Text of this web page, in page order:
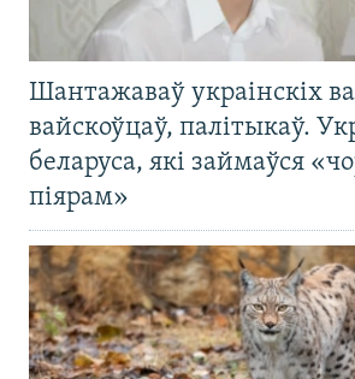
Шантажаваў украінскіх
вайскоўцаў, палітыкаў.
беларуса, які займаўся
піярам»